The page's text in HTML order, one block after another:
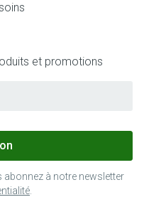
et promotions
à notre newsletter